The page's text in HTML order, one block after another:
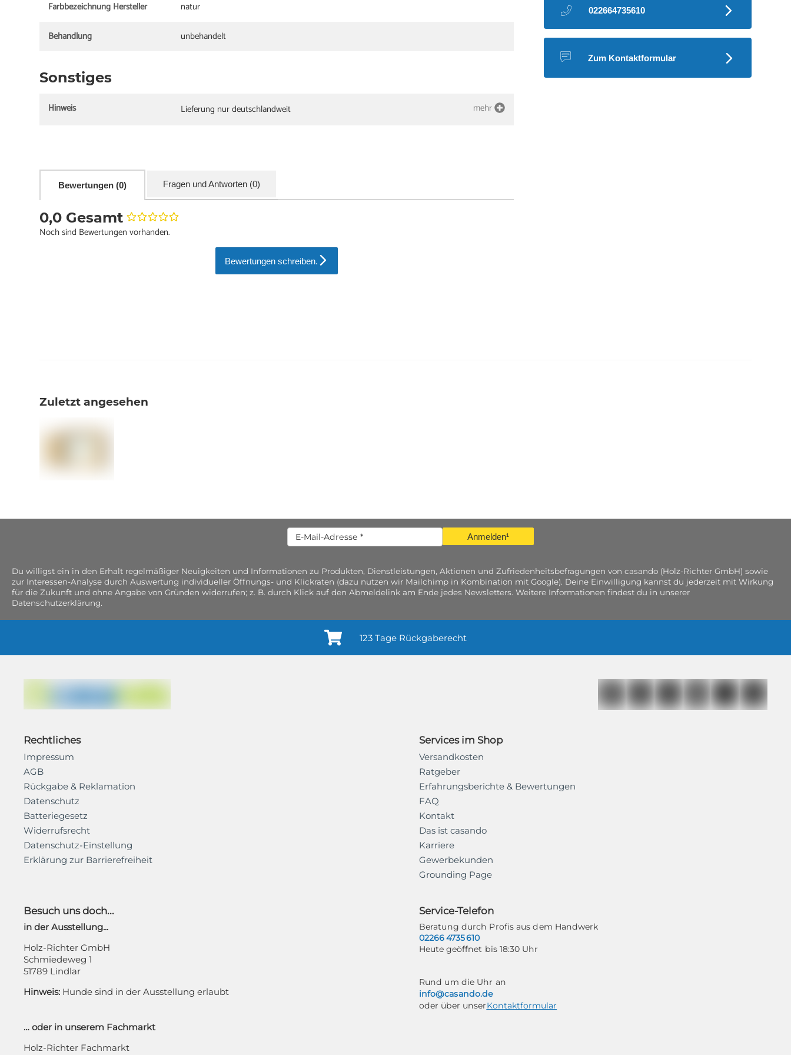
Farbbezeichnung Hersteller
natur
Behandlung
unbehandelt
Sonstiges
Hinweis Lieferung nur deutschlandweit mehr
Bewertungen (0) Fragen und Antworten (0)
0,0 Gesamt
Noch sind Bewertungen vorhanden.
Bewertungen schreiben.
022664735610
Zum Kontaktformular
Zuletzt angesehen
Anmelden¹
Du willigst ein in den Erhalt regelmäßiger Neuigkeiten und Informationen zu Produkten, Dienstleistungen, Aktionen und Zufriedenheitsbefragungen von casando (Holz-Richter GmbH) sowie
zur Interessen-Analyse durch Auswertung individueller Öffnungs- und Klickraten (dazu nutzen wir Mailchimp in Kombination mit Google). Deine Einwilligung kannst du jederzeit mit Wirkung
für die Zukunft und ohne Angabe von Gründen widerrufen; z. B. durch Klick auf den Abmeldelink am Ende jedes Newsletters. Weitere Informationen findest du in unserer
Datenschutzerklärung.
123 Tage Rückgaberecht
Rechtliches
Impressum
AGB
Rückgabe & Reklamation
Datenschutz
Batteriegesetz
Widerrufsrecht
Datenschutz-Einstellung
Erklärung zur Barrierefreiheit
Services im Shop
Versandkosten
Ratgeber
Erfahrungsberichte & Bewertungen
FAQ
Kontakt
Das ist casando
Karriere
Gewerbekunden
Grounding Page
Besuch uns doch...
in der Ausstellung...
Holz-Richter GmbH
Schmiedeweg 1
51789 Lindlar
Hinweis: Hunde sind in der Ausstellung erlaubt
… oder in unserem Fachmarkt
Holz-Richter Fachmarkt
Service-Telefon
Beratung durch Profis aus dem Handwerk
02266 4735 610
Heute geöffnet bis 18:30 Uhr
Rund um die Uhr an
info@casando.de
oder über unserKontaktformular